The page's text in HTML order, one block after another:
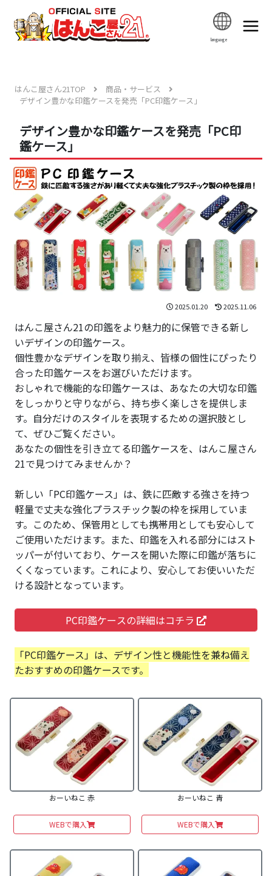
language
はんこ屋さん21TOP
商品・サービス
デザイン豊かな印鑑ケースを発売「PC印鑑ケース」
デザイン豊かな印鑑ケースを発売「PC印
鑑ケース」
2025.01.20 2025.11.06
はんこ屋さん21の印鑑をより魅力的に保管できる新し
いデザインの印鑑ケース。
個性豊かなデザインを取り揃え、皆様の個性にぴったり
合った印鑑ケースをお選びいただけます。
おしゃれで機能的な印鑑ケースは、あなたの大切な印鑑
をしっかりと守りながら、持ち歩く楽しさを提供しま
す。自分だけのスタイルを表現するための選択肢とし
て、ぜひご覧ください。
あなたの個性を引き立てる印鑑ケースを、はんこ屋さん
21で見つけてみませんか？
新しい「PC印鑑ケース」は、鉄に匹敵する強さを持つ
軽量で丈夫な強化プラスチック製の枠を採用していま
す。このため、保管用としても携帯用としても安心して
ご使用いただけます。また、印鑑を入れる部分にはスト
ッパーが付いており、ケースを開いた際に印鑑が落ちに
くくなっています。これにより、安心してお使いいただ
ける設計となっています。
PC印鑑ケースの詳細はコチラ
「PC印鑑ケース」は、デザイン性と機能性を兼ね備え
たおすすめの印鑑ケースです。
おーいねこ 赤
WEBで購入
おーいねこ 青
WEBで購入